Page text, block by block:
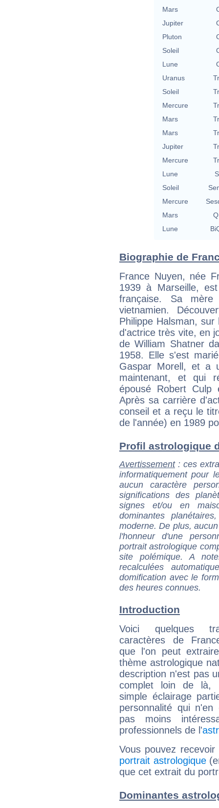
Mars
Jupiter
Pluton
Soleil
Lune
Uranus
Soleil
Mercure
Mars
Mars
Jupiter
Mercure
Lune
Soleil
Mercure
Mars
Lune
Biographie de
France Nuyen, née
1939 à Marseille,
française. Sa
vietnamien.
Philippe Halsman,
d'actrice très vite, en
de William Shatner
1958. Elle s'est
Gaspar Morell, et a
maintenant, et qui
épousé Robert
Après sa carrière
conseil et a reçu le
de l'année) en 1989
Profil astrologique
Avertissement: ces
informatiquement pour
aucun caractère
significations des
signes et/ou en
dominantes
moderne. De plus,
l'honneur d'une
portrait astrologique
site polémique. A
recalculées
domification avec le
des heures connues.
Introduction
Voici quelques
caractères de
que l'on peut
thème astrologique
description n'est pas
complet loin de là,
simple éclairage
personnalité qui n'en
pas moins
professionnels de l'
Vous pouvez
portrait astrologique
que cet extrait du
Dominantes